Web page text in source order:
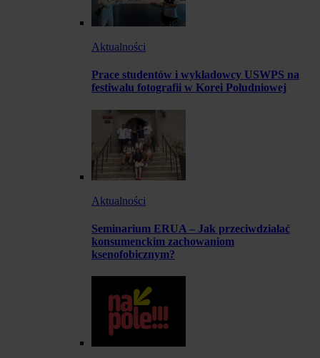
Aktualności
Prace studentów i wykładowcy USWPS na
festiwalu fotografii w Korei Południowej
Aktualności
Seminarium ERUA – Jak przeciwdziałać
konsumenckim zachowaniom
ksenofobicznym?